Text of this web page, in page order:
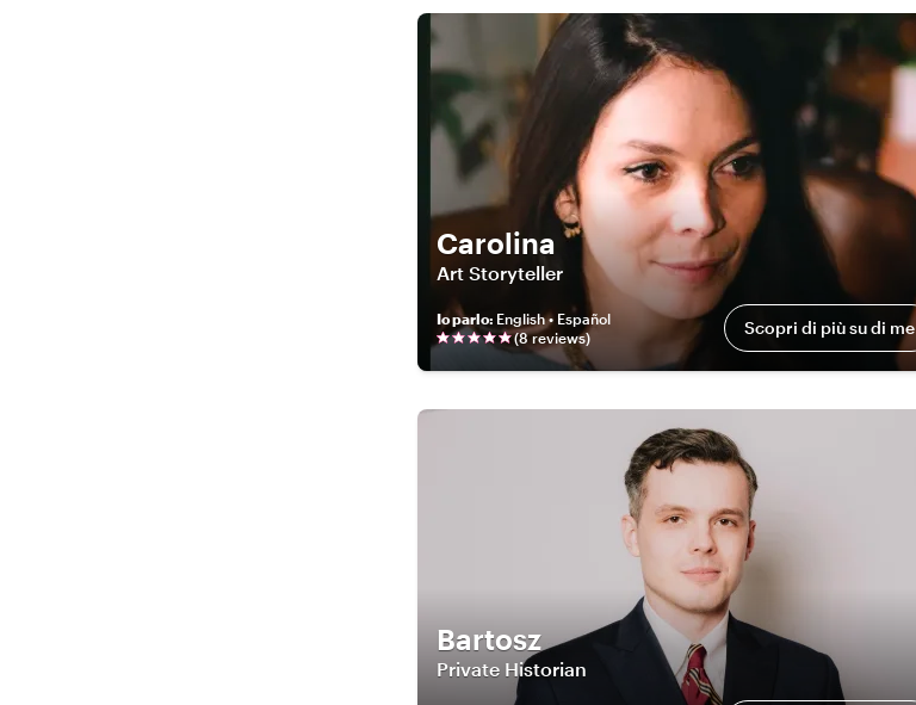
Carolina
Art Storyteller
Io parlo: English • Español
(8reviews) Scopri di più su di me
Bartosz
Private Historian